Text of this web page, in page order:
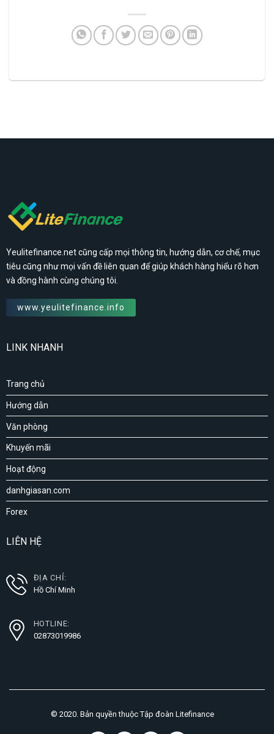
Yeulitefinance.net cũng cấp mọi thông tin, hướng dẫn, cơ chế, mục
tiêu cũng như mọi vấn đề liên quan để giúp khách hàng hiểu rõ hơn
và đồng hành cùng chúng tôi.
www.yeulitefinance.info
LINK NHANH
Trang chủ
Hướng dẫn
Văn phòng
Khuyến mãi
Hoạt động
danhgiasan.com
Forex
LIÊN HỆ
ĐỊA CHỈ:
Hồ Chí Minh
HOTLINE:
02873019986
© 2020. Bản quyền thuộc Tập đoàn Litefinance